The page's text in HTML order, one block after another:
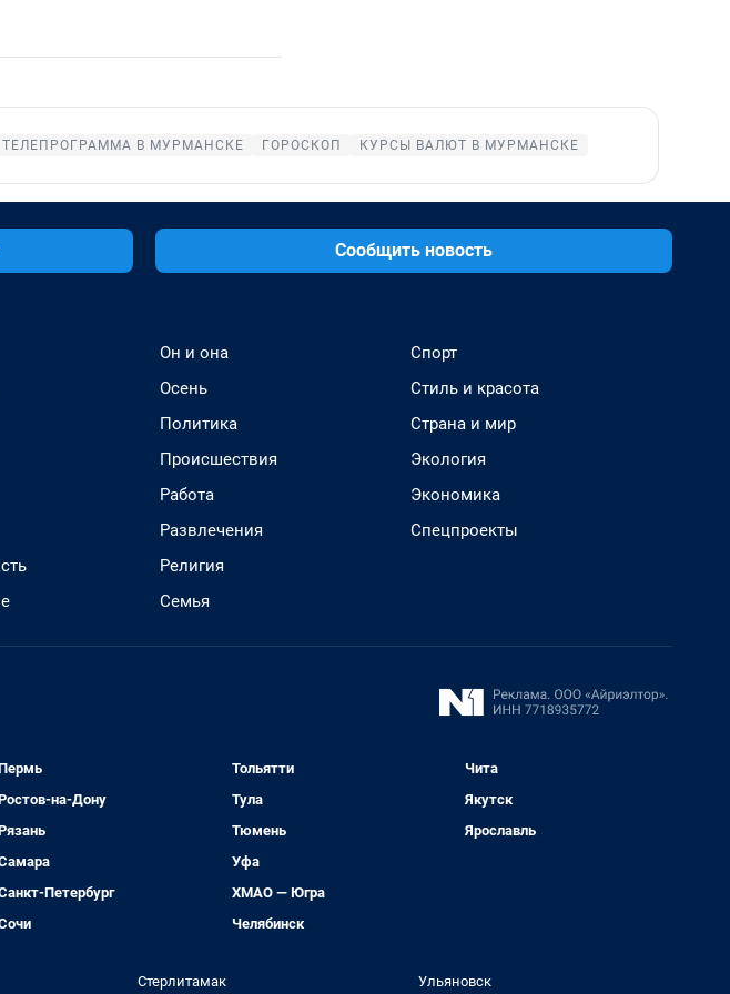
ТЕЛЕПРОГРАММА В МУРМАНСКЕ ГОРОСКОП КУРСЫ ВАЛЮТ В МУРМАНСКЕ
Сообщить новость
Он и она
Осень
Политика
Происшествия
Работа
Развлечения
Религия
Семья
Спорт
Стиль и красота
Страна и мир
Экология
Экономика
Спецпроекты
на-Дону
Петербург
Тольятти
Тула
Тюмень
Уфа
ХМАО — Югра
Челябинск
Чита
Якутск
Ярославль
Стерлитамак Ульяновск